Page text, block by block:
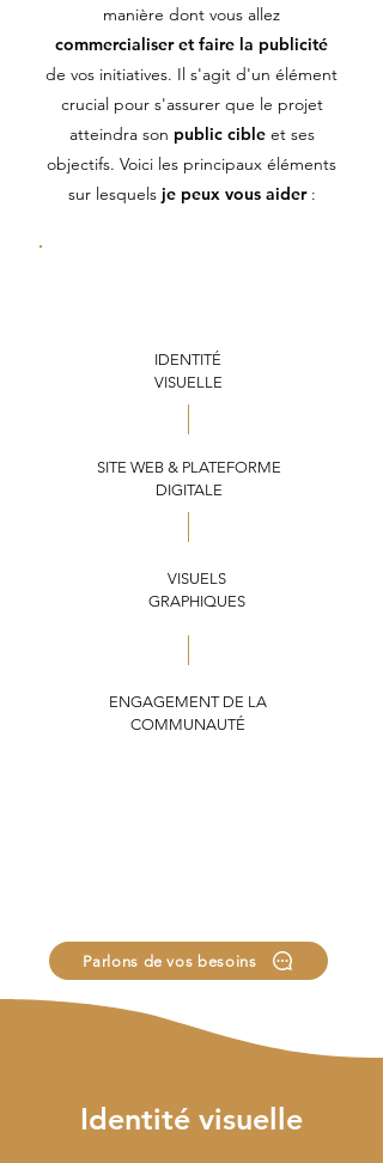
manière dont vous allez
commercialiser et faire la publicité
de vos initiatives. Il s'agit d'un élément
crucial pour s'assurer que le projet
atteindra son public cibleet ses
objectifs. Voici les principaux éléments
sur lesquels je peux vous aider :
IDENTITÉ
VISUELLE
SITE WEB & PLATEFORME
DIGITALE
VISUELS
GRAPHIQUES
ENGAGEMENT DE LA
COMMUNAUTÉ
Parlons de vos besoins
Identité visuelle